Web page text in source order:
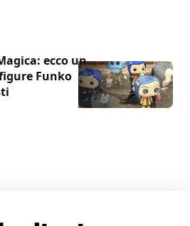
ecco un
Funko